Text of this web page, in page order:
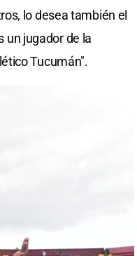
lo desea también el
un jugador de la
Tucumán".